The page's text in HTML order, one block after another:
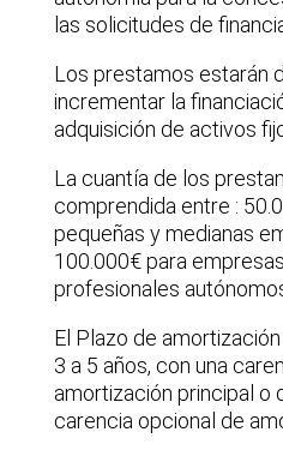
las solicitudes de
Los prestamos estarán
incrementar la
adquisición de activos
La cuantía de los
comprendida entre :
pequeñas y medianas
100.000€ para
profesionales
El Plazo de
3 a 5 años, con una
amortización principal o
carencia opcional de